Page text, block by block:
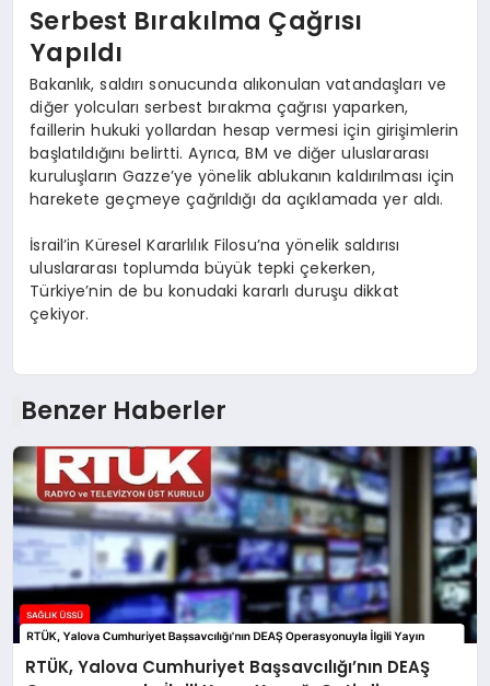
Serbest Bırakılma Çağrısı
Yapıldı
Bakanlık, saldırı sonucunda alıkonulan vatandaşları ve
diğer yolcuları serbest bırakma çağrısı yaparken,
faillerin hukuki yollardan hesap vermesi için girişimlerin
başlatıldığını belirtti. Ayrıca, BM ve diğer uluslararası
kuruluşların Gazze’ye yönelik ablukanın kaldırılması için
harekete geçmeye çağrıldığı da açıklamada yer aldı.
İsrail’in Küresel Kararlılık Filosu’na yönelik saldırısı
uluslararası toplumda büyük tepki çekerken,
Türkiye’nin de bu konudaki kararlı duruşu dikkat
çekiyor.
Benzer Haberler
RTÜK, Yalova Cumhuriyet Başsavcılığı’nın DEAŞ